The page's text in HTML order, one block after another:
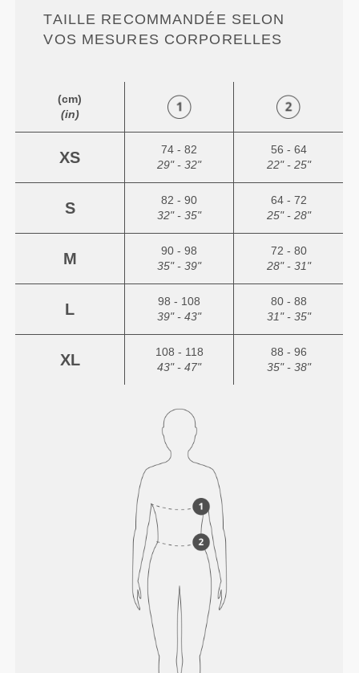
TAILLE RECOMMANDÉE SELON
VOS MESURES CORPORELLES
(cm)
(in)
XS
74 - 82
29" - 32"
56 - 64
22" - 25"
S
82 - 90
32" - 35"
64 - 72
25" - 28"
M
90 - 98
35" - 39"
72 - 80
28" - 31"
L
98 - 108
39" - 43"
80 - 88
31" - 35"
XL
108 - 118
43" - 47"
88 - 96
35" - 38"